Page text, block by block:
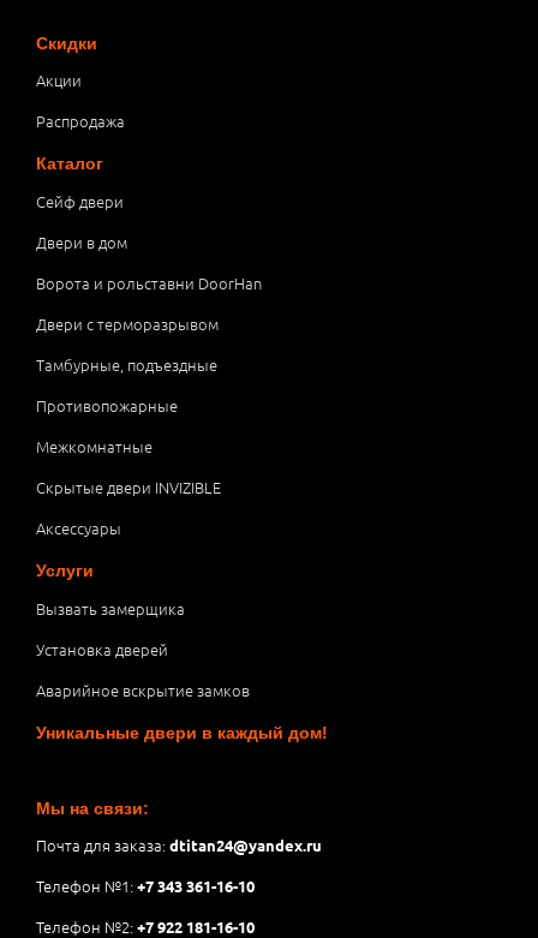
Скидки
Акции
Распродажа
Каталог
Сейф двери
Двери в дом
Ворота и рольставни DoorHan
Двери с терморазрывом
Тамбурные, подъездные
Противопожарные
Межкомнатные
Скрытые двери INVIZIBLE
Аксессуары
Услуги
Вызвать замерщика
Установка дверей
Аварийное вскрытие замков
Уникальные двери в каждый дом!
Мы на связи:
Почта для заказа:dtitan24@yandex.ru
Телефон №1:+7 343 361-16-10
Телефон №2:+7 922 181-16-10